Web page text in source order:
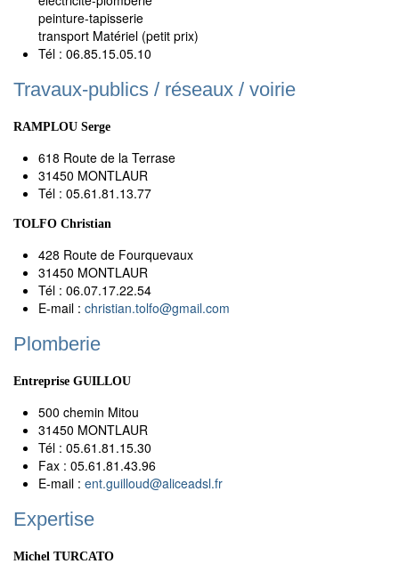
peinture-tapisserie
transport Matériel (petit prix)
Tél : 06.85.15.05.10
Travaux-publics / réseaux / voirie
RAMPLOU Serge
618 Route de la Terrase
31450 MONTLAUR
Tél : 05.61.81.13.77
TOLFO Christian
428 Route de Fourquevaux
31450 MONTLAUR
Tél : 06.07.17.22.54
E-mail : christian.tolfo@gmail.com
Plomberie
Entreprise GUILLOU
500 chemin Mitou
31450 MONTLAUR
Tél : 05.61.81.15.30
Fax : 05.61.81.43.96
E-mail : ent.guilloud@aliceadsl.fr
Expertise
Michel TURCATO